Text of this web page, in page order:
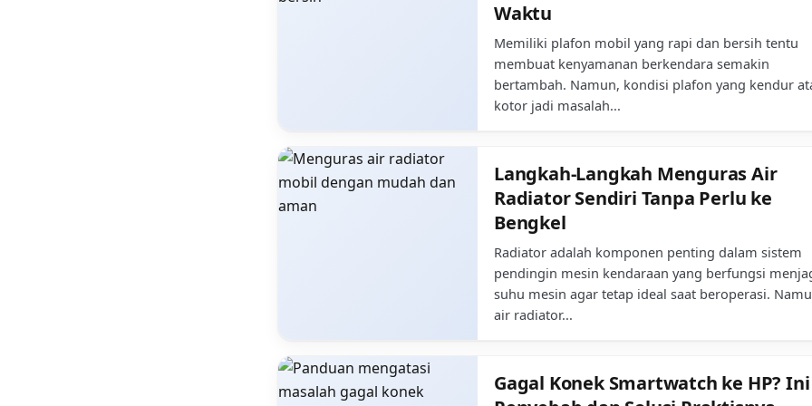
Waktu
Memiliki plafon mobil yang rapi dan bersih tentu
membuat kenyamanan berkendara semakin
bertambah. Namun, kondisi plafon yang kendur
kotor jadi masalah...
Langkah-Langkah Menguras Air
Radiator Sendiri Tanpa Perlu ke
Bengkel
Radiator adalah komponen penting dalam sistem
pendingin mesin kendaraan yang berfungsi
suhu mesin agar tetap ideal saat beroperasi.
air radiator...
Gagal Konek Smartwatch ke HP? Ini